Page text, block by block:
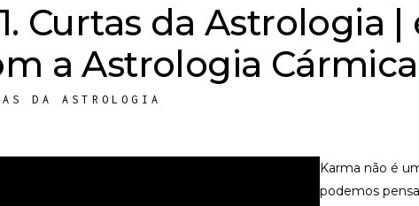
Curtas da Astrologia
a Astrologia
DA ASTROLOGIA
Karma não é
podemos